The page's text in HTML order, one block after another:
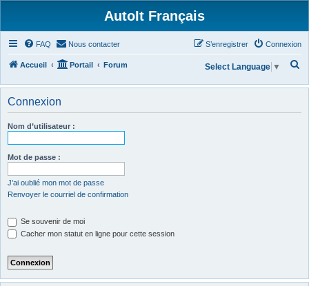
AutoIt Français
FAQ Nous contacter Connexion
S’enregistrer
Accueil Portail Forum
h
Select Language ▼
Connexion
Nom d’utilisateur :
Mot de passe :
J’ai oublié mon mot de passe
Renvoyer le courriel de confirmation
Se souvenir de moi
Cacher mon statut en ligne pour cette session